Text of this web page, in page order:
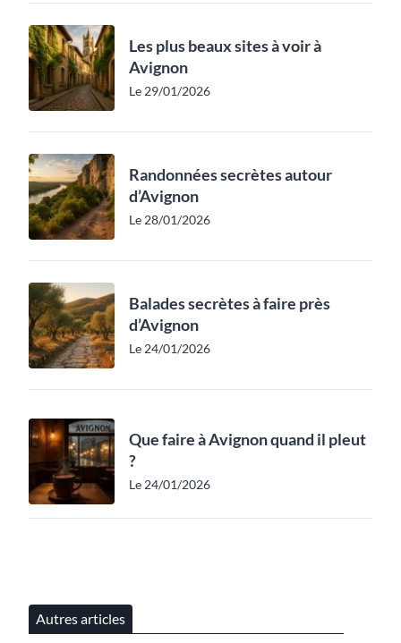
Les plus beaux sites à voir à
Avignon
Le 29/01/2026
Randonnées secrètes autour
d’Avignon
Le 28/01/2026
Balades secrètes à faire près
d’Avignon
Le 24/01/2026
Que faire à Avignon quand il pleut
?
Le 24/01/2026
Autres articles